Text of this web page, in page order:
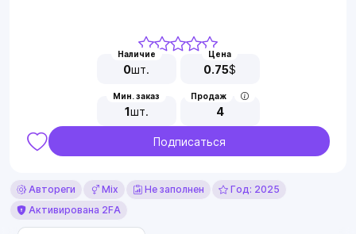
Наличие
0шт.
Цена
0.75$
Мин. заказ
1шт.
Продаж
4
Подписаться
Автореги Mix Не заполнен
Год: 2025
Активирована 2FA